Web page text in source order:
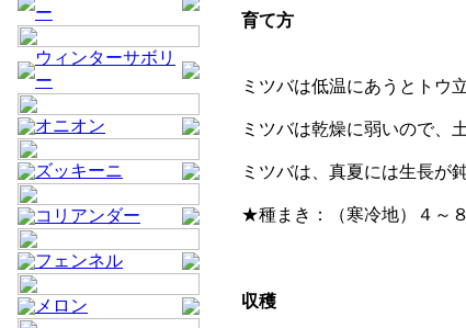
ー
ウィンターサボリ
ー
オニオン
ズッキーニ
コリアンダー
フェンネル
メロン
育て方
ミツバは低温にあうとトウ
ミツバは乾燥に弱いので、
ミツバは、真夏には生長が
★種まき：（寒冷地）４～
収穫